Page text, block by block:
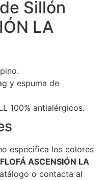
Sillón
LA
y espuma de
100% antialérgicos.
especifica los colores
ASCENSIÓN LA
o contacta al